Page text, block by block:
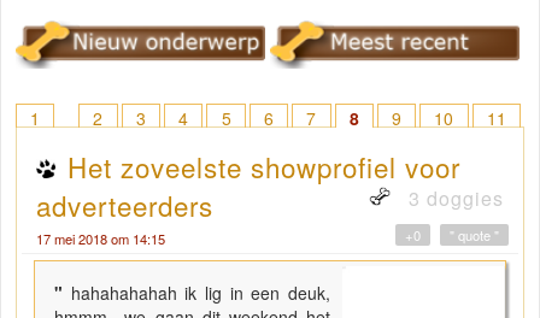
1 2 3 4 5 6 7 8 9 10
11
Het zoveelste showprofiel voor
adverteerders
3 doggies
17 mei 2018 om 14:15 " quote "
+0
" hahahahahah ik lig in een deuk,